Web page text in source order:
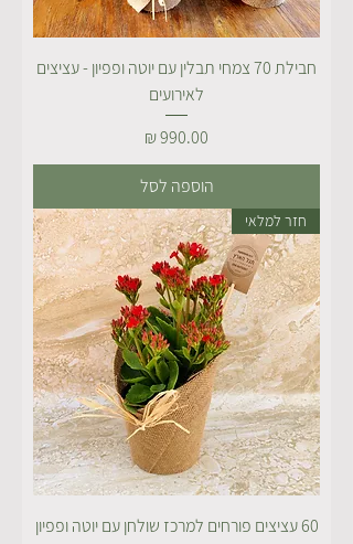
חבילת 70 צמחי תבלין עם יוטה ופפיון - עציצים
לאירועים
מחיר
הוספה לסל
חזר למלאי
60 עציצים פורחים למרכז שולחן עם יוטה ופפיון